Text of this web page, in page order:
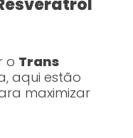
o Trans
aqui estão
maximizar